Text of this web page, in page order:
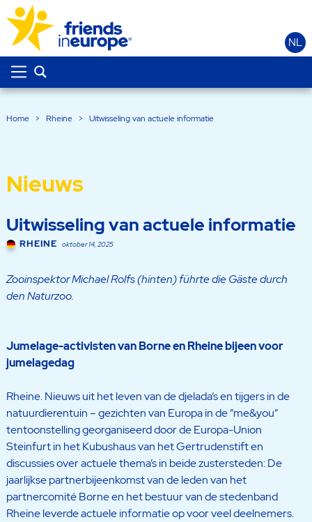
NL
Home > Rheine > Uitwisseling van actuele informatie
Nieuws
Uitwisseling van actuele informatie
RHEINE oktober 14, 2025
Zooinspektor Michael Rolfs (hinten) führte die Gäste durch
den Naturzoo.
Jumelage-activisten van Borne en Rheine bijeen voor
jumelagedag
Rheine. Nieuws uit het leven van de djelada’s en tijgers in de
natuurdierentuin – gezichten van Europa in de “me&you”
tentoonstelling georganiseerd door de Europa-Union
Steinfurt in het Kubushaus van het Gertrudenstift en
discussies over actuele thema’s in beide zustersteden: De
jaarlijkse partnerbijeenkomst van de leden van het
partnercomité Borne en het bestuur van de stedenband
Rheine leverde actuele informatie op voor veel deelnemers.